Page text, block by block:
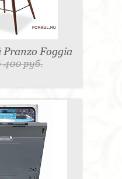
Foggia
400 руб.